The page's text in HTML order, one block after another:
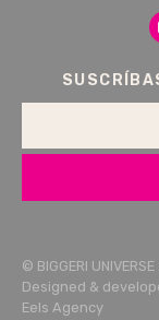
© BIGGERI
Designed &
Eels Agency